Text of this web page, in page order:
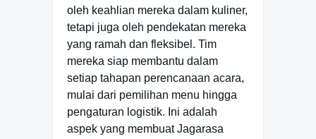
oleh keahlian mereka dalam kuliner,
tetapi juga oleh pendekatan mereka
yang ramah dan fleksibel. Tim
mereka siap membantu dalam
setiap tahapan perencanaan acara,
mulai dari pemilihan menu hingga
pengaturan logistik. Ini adalah
aspek yang membuat Jagarasa